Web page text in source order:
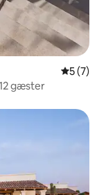
5 ud af 5
5 (7)
12 gæster